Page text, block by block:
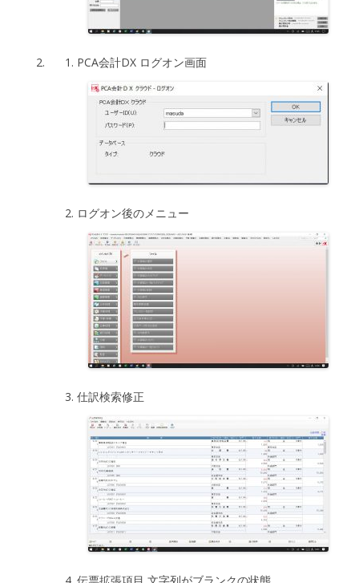
PCA会計DX ログオン画面
ログオン後のメニュー
仕訳検索修正
伝票拡張項目 文字列がブランクの状態